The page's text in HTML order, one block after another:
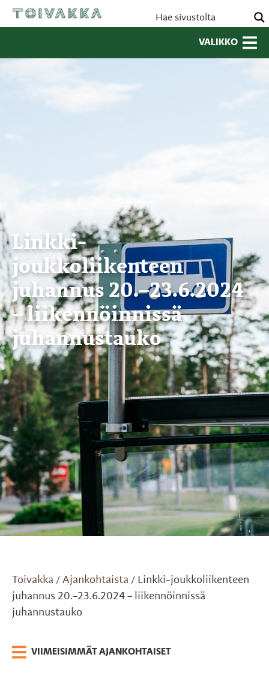
VALIKKO
Linkki-
joukkoliikenteen
juhannus 20.–23.6.2024
– liikennöinnissä
juhannustauko
Toivakka / Ajankohtaista / Linkki-joukkoliikenteen
juhannus 20.–23.6.2024 – liikennöinnissä
juhannustauko
VIIMEISIMMÄT AJANKOHTAISET